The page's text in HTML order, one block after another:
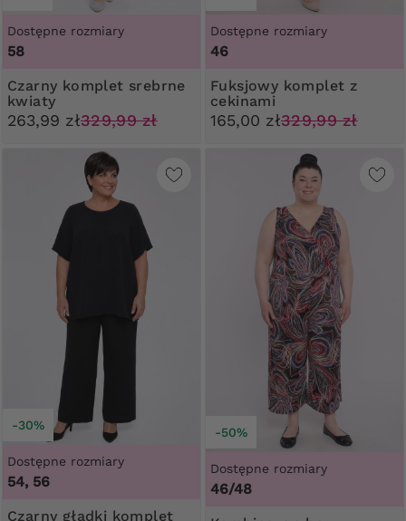
Dostępne rozmiary
58
Czarny komplet srebrne
kwiaty
263,99 zł329,99 zł
Dostępne rozmiary
46
Fuksjowy komplet z
cekinami
165,00 zł329,99 zł
-30%
Dostępne rozmiary
54, 56
Czarny gładki komplet
-50%
Dostępne rozmiary
46/48